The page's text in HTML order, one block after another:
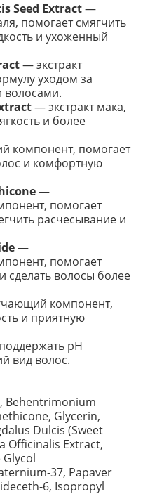
Seed Extract—
помогает смягчить
и ухоженный
— экстракт
уходом за
волосами.
— экстракт мака,
и более
компонент, помогает
и комфортную
—
помогает
расчесывание и
—
помогает
сделать волосы более
компонент,
и приятную
pH
вид волос.
Behentrimonium
Glycerin,
Dulcis (Sweet
Officinalis Extract,
37, Papaver
6, Isopropyl